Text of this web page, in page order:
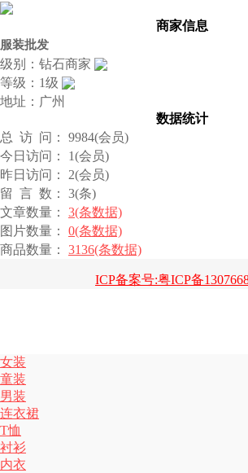
商家信息
服装批发
级别：钻石商家
等级：1级
地址：广州
数据统计
总 访 问： 9984(会员)
今日访问： 1(会员)
昨日访问： 2(会员)
留 言 数： 3(条)
文章数量： 3(条数据)
图片数量： 0(条数据)
商品数量： 3136(条数据)
ICP备案号:粤ICP备
女装
童装
男装
连衣裙
T恤
衬衫
内衣